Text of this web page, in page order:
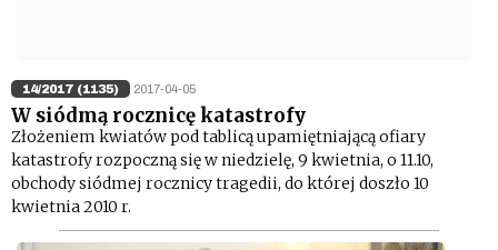
14/2017 (1135) 2017-04-05
W siódmą rocznicę katastrofy
Złożeniem kwiatów pod tablicą upamiętniającą ofiary
katastrofy rozpoczną się w niedzielę, 9 kwietnia, o 11.10,
obchody siódmej rocznicy tragedii, do której doszło 10
kwietnia 2010 r.